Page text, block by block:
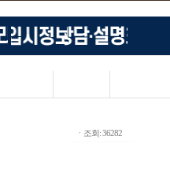
ㆍ조회: 36282